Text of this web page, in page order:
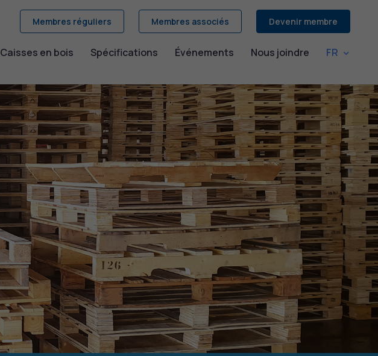
Membres réguliers Membres associés Devenir membre
Caisses en bois Spécifications Événements Nous joindre FR